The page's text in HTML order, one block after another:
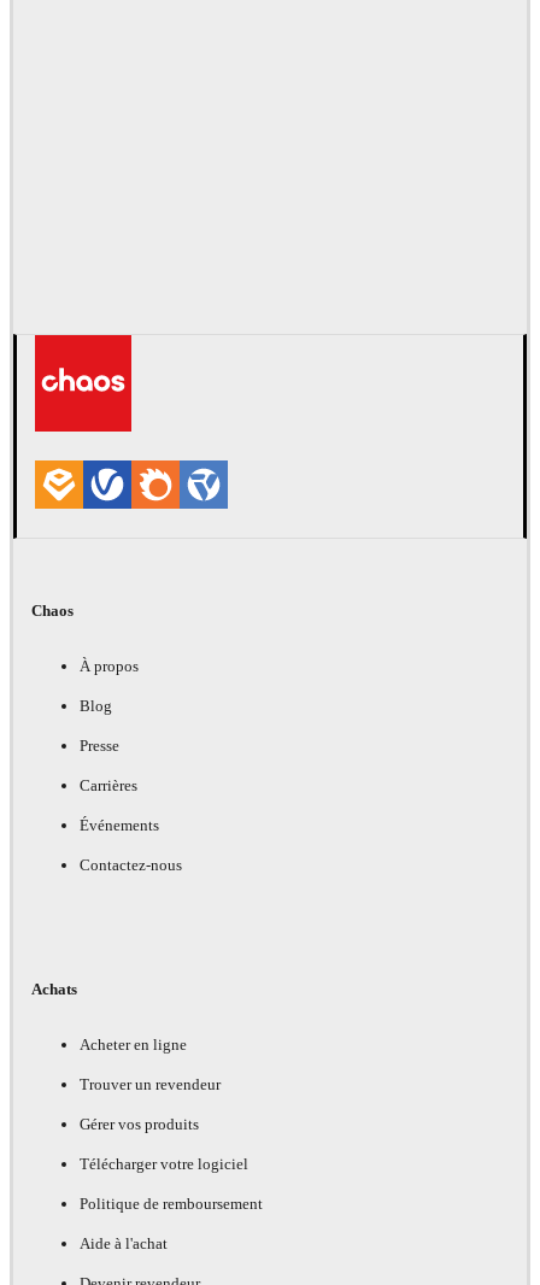
Chaos
À propos
Blog
Presse
Carrières
Événements
Contactez-nous
Achats
Acheter en ligne
Trouver un revendeur
Gérer vos produits
Télécharger votre logiciel
Politique de remboursement
Aide à l'achat